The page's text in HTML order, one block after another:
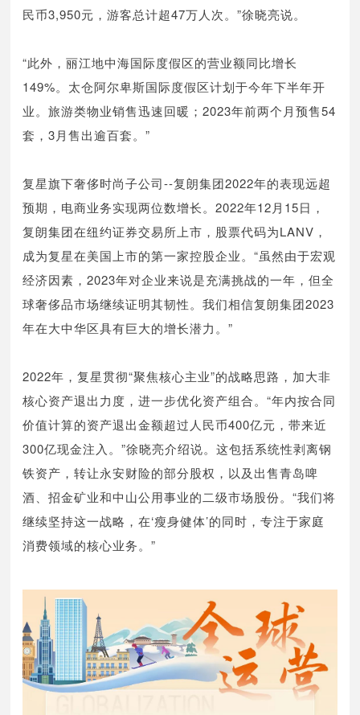
民币3,950元，游客总计超47万人次。”徐晓亮说。
“此外，丽江地中海国际度假区的营业额同比增长
149%。太仓阿尔卑斯国际度假区计划于今年下半年开
业。旅游类物业销售迅速回暖；2023年前两个月预售54
套，3月售出逾百套。”
复星旗下奢侈时尚子公司--复朗集团2022年的表现远超
预期，电商业务实现两位数增长。2022年12月15日，
复朗集团在纽约证券交易所上市，股票代码为LANV，
成为复星在美国上市的第一家控股企业。“虽然由于宏观
经济因素，2023年对企业来说是充满挑战的一年，但全
球奢侈品市场继续证明其韧性。我们相信复朗集团2023
年在大中华区具有巨大的增长潜力。”
2022年，复星贯彻“聚焦核心主业”的战略思路，加大非
核心资产退出力度，进一步优化资产组合。“年内按合同
价值计算的资产退出金额超过人民币400亿元，带来近
300亿现金注入。”徐晓亮介绍说。这包括系统性剥离钢
铁资产，转让永安财险的部分股权，以及出售青岛啤
酒、招金矿业和中山公用事业的二级市场股份。“我们将
继续坚持这一战略，在‘瘦身健体’的同时，专注于家庭
消费领域的核心业务。”